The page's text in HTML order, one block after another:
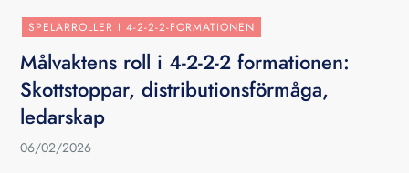
SPELARROLLER I 4-2-2-2-FORMATIONEN
Målvaktens roll i 4-2-2-2 formationen:
Skottstoppar, distributionsförmåga,
ledarskap
06/02/2026